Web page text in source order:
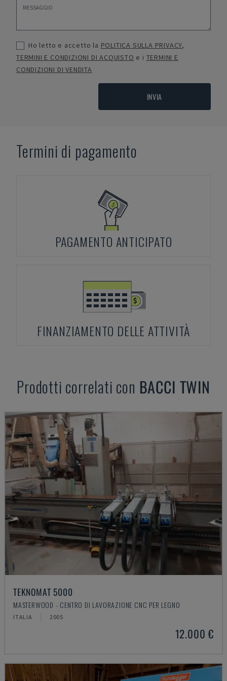
Ho letto e accetto la POLITICA SULLA PRIVACY,
TERMINI E CONDIZIONI DI ACQUISTO e i TERMINI E
CONDIZIONI DI VENDITA
INVIA
Termini di pagamento
PAGAMENTO ANTICIPATO
FINANZIAMENTO DELLE ATTIVITÀ
Prodotti correlati con BACCI TWIN
TEKNOMAT 5000
MASTERWOOD - CENTRO DI LAVORAZIONE CNC PER LEGNO
ITALIA 2005
12.000 €